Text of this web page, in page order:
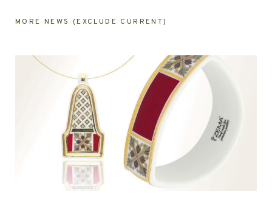
MORE NEWS (EXCLUDE CURRENT)